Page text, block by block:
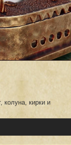
колуна, кирки и